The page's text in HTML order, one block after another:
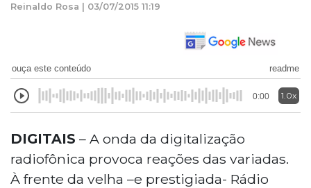
Reinaldo Rosa | 03/07/2015 11:19
ouça este conteúdo readme
0:00 1.0x
DIGITAIS – A onda da digitalização
radiofônica provoca reações das variadas.
À frente da velha –e prestigiada- Rádio